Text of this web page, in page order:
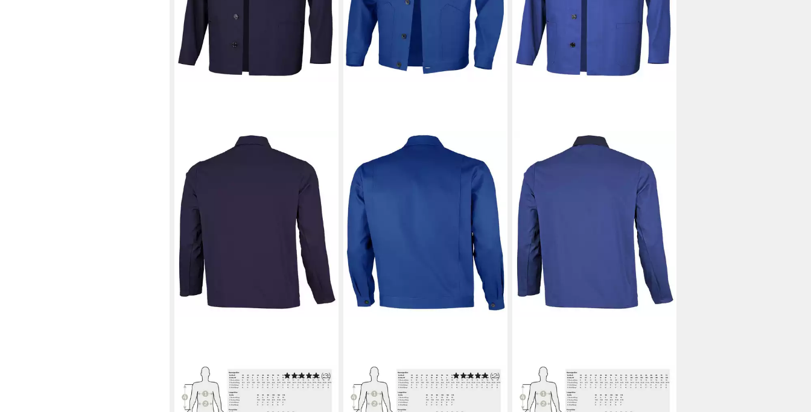
QUALITEX WORKWEAR
Arbeitsjacke lange basic
Werkstattjacke -BW 240 g -
(3)
QUALITEX WORKWEAR
Arbeitsjacke favorite Werkstattjacke
aus waschbarer Baumwolle
(2)
QUALITEX WORKWEAR
Arbeitsjacke lange 2-farbig
Werkstattjacke BW 240 -